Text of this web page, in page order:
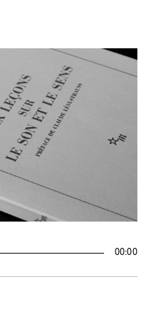
00:00